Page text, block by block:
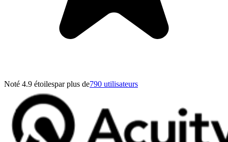
Noté 4.9 étoilespar plus de790 utilisateurs